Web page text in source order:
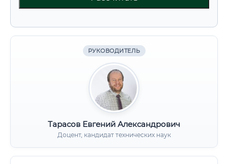
РУКОВОДИТЕЛЬ
Тарасов Евгений Александрович
Доцент, кандидат технических наук